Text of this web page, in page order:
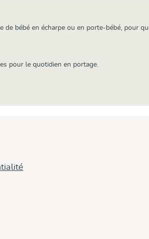
bébé en écharpe ou en porte-bébé, pour
pour le quotidien en portage.